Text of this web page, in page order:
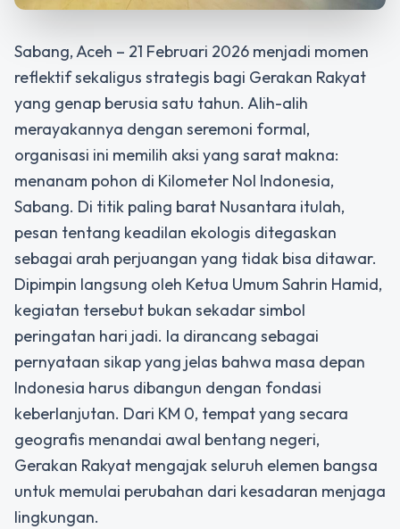
Sabang, Aceh – 21 Februari 2026 menjadi momen
reflektif sekaligus strategis bagi Gerakan Rakyat
yang genap berusia satu tahun. Alih-alih
merayakannya dengan seremoni formal,
organisasi ini memilih aksi yang sarat makna:
menanam pohon di Kilometer Nol Indonesia,
Sabang. Di titik paling barat Nusantara itulah,
pesan tentang keadilan ekologis ditegaskan
sebagai arah perjuangan yang tidak bisa ditawar.
Dipimpin langsung oleh Ketua Umum Sahrin Hamid,
kegiatan tersebut bukan sekadar simbol
peringatan hari jadi. Ia dirancang sebagai
pernyataan sikap yang jelas bahwa masa depan
Indonesia harus dibangun dengan fondasi
keberlanjutan. Dari KM 0, tempat yang secara
geografis menandai awal bentang negeri,
Gerakan Rakyat mengajak seluruh elemen bangsa
untuk memulai perubahan dari kesadaran menjaga
lingkungan.